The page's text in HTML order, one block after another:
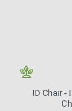
ID Chair -